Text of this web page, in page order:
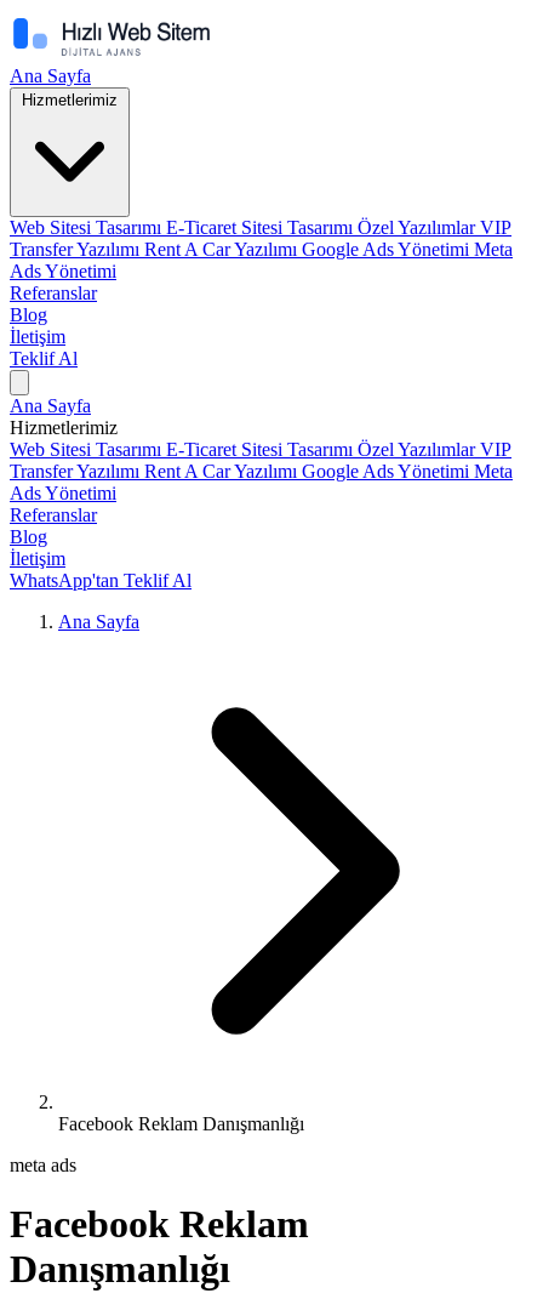
Ana Sayfa
Hizmetlerimiz
Web Sitesi Tasarımı E-Ticaret Sitesi Tasarımı Özel YazılımlarVIP
Transfer Yazılımı Rent A Car Yazılımı Google Ads Yönetimi Meta
Ads Yönetimi
Referanslar
Blog
İletişim
Teklif Al
Ana Sayfa
Hizmetlerimiz
Web Sitesi Tasarımı E-Ticaret Sitesi Tasarımı Özel YazılımlarVIP
Transfer Yazılımı Rent A Car Yazılımı Google Ads Yönetimi Meta
Ads Yönetimi
Referanslar
Blog
İletişim
WhatsApp'tan Teklif Al
Ana Sayfa
Facebook Reklam Danışmanlığı
meta ads
Facebook Reklam
Danışmanlığı